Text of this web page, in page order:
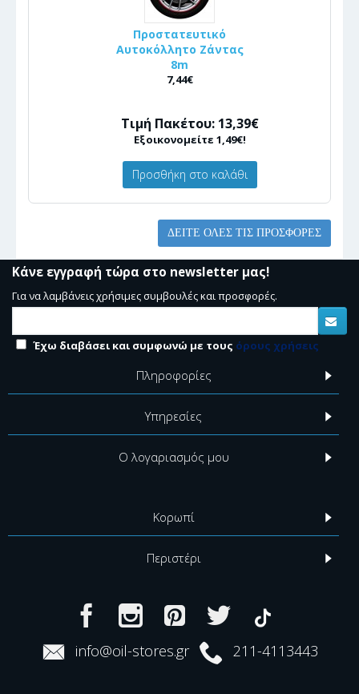
Προστατευτικό
Αυτοκόλλητο Ζάντας
8m
7,44€
Τιμή Πακέτου: 13,39€
Εξοικονομείτε 1,49€!
Προσθήκη στο καλάθι
ΔΕΊΤΕ ΌΛΕΣ ΤΙΣ ΠΡΟΣΦΟΡΈΣ
Κάνε εγγραφή τώρα στο newsletter μας!
Για να λαμβάνεις χρήσιμες συμβουλές και προσφορές.
Έχω διαβάσει και συμφωνώ με τους όρους χρήσεις
Πληροφορίες
Υπηρεσίες
Ο λογαριασμός μου
Κορωπί
Περιστέρι
info@oil-stores.gr 211-4113443